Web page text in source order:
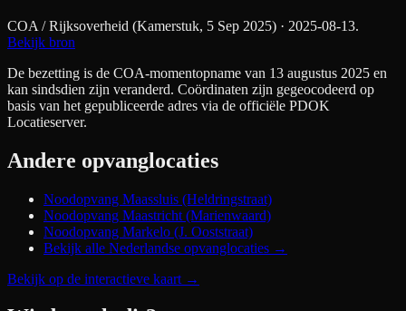
COA / Rijksoverheid (Kamerstuk, 5 Sep 2025) · 2025-08-13.
Bekijk bron
De bezetting is de COA-momentopname van 13 augustus 2025 en
kan sindsdien zijn veranderd. Coördinaten zijn gegeocodeerd op
basis van het gepubliceerde adres via de officiële PDOK
Locatieserver.
Andere opvanglocaties
Noodopvang Maassluis (Heldringstraat)
Noodopvang Maastricht (Marienwaard)
Noodopvang Markelo (J. Ooststraat)
Bekijk alle Nederlandse opvanglocaties →
Bekijk op de interactieve kaart →